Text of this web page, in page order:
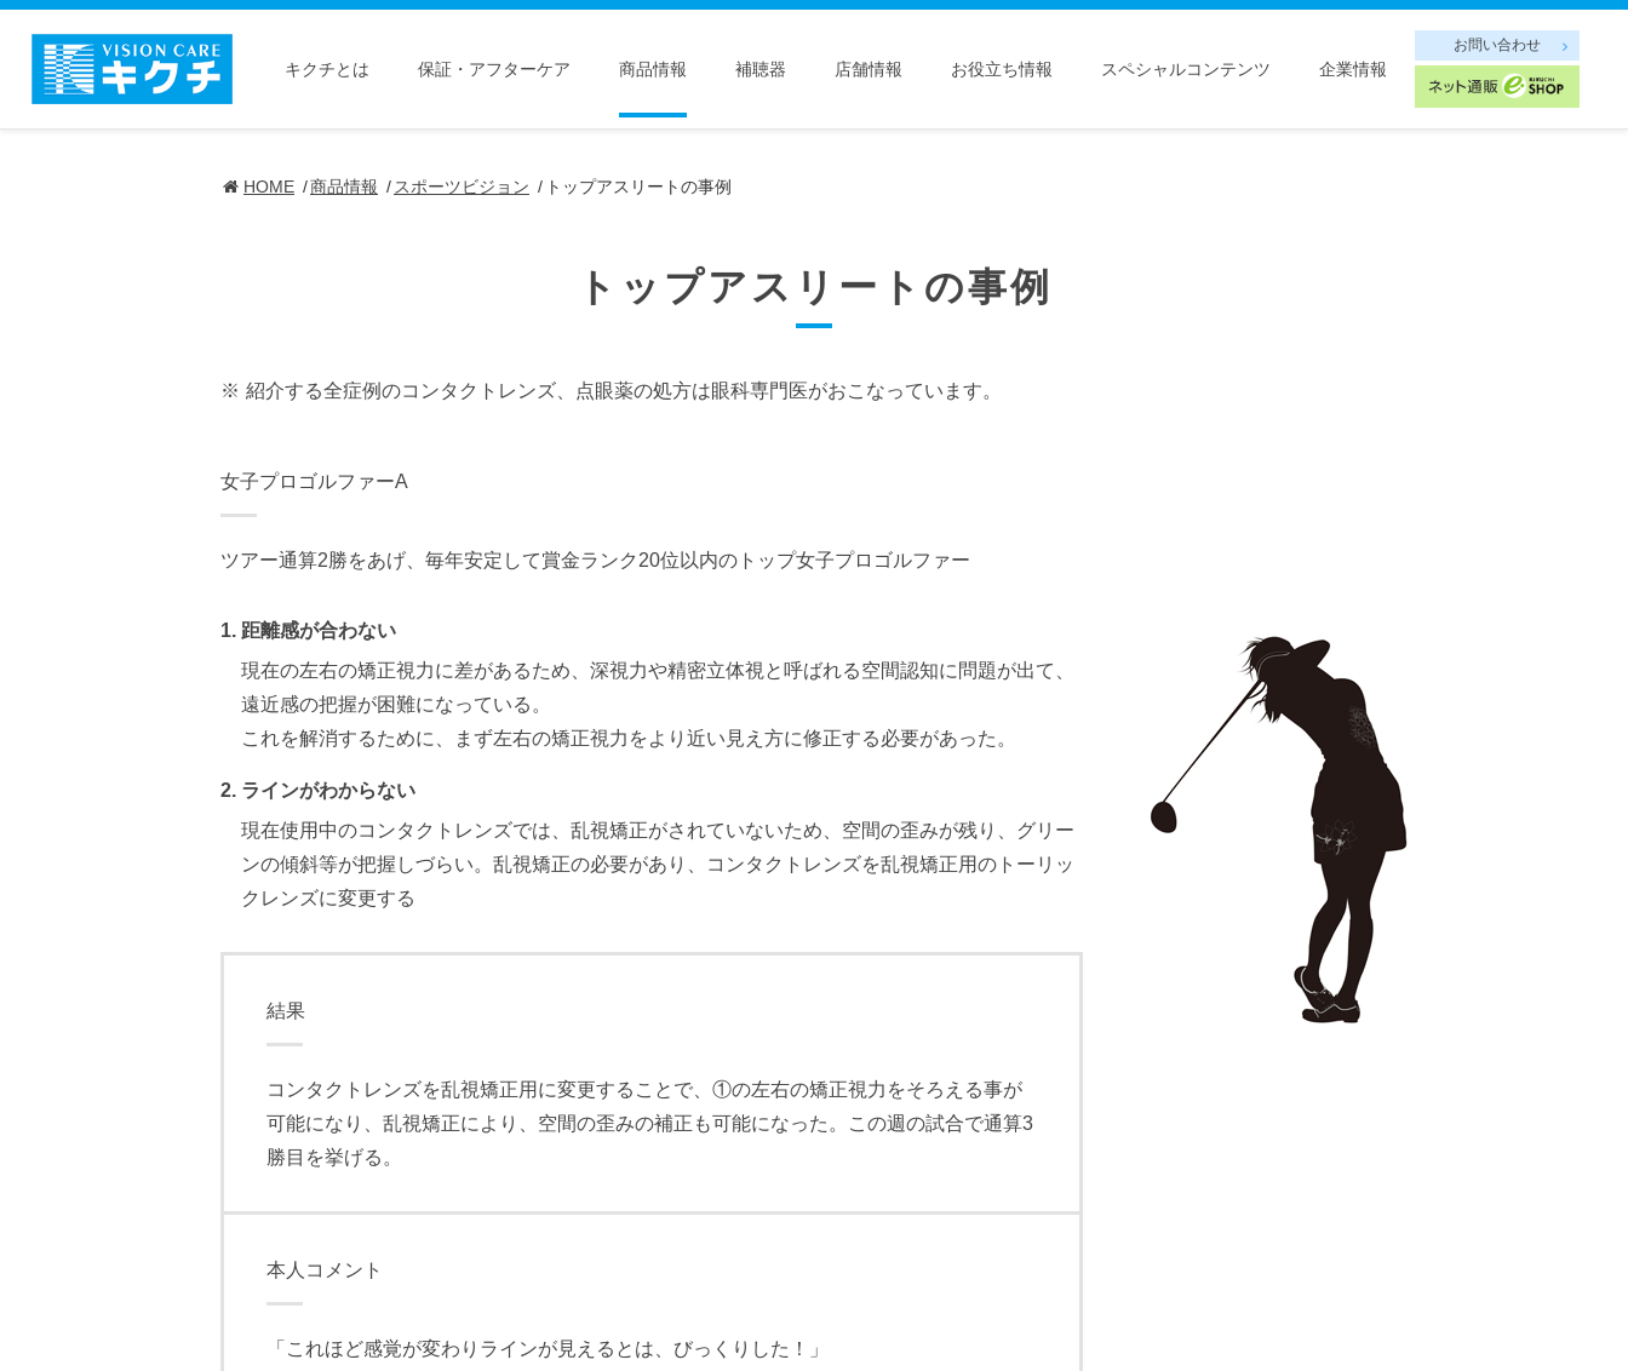
キクチとは 保証・アフターケア 商品情報 補聴器 店舗情報 お役立ち情報 スペシャルコンテンツ 企業情報
お問い合わせ
HOME 商品情報 スポーツビジョン トップアスリートの事例
トップアスリートの事例
紹介する全症例のコンタクトレンズ、点眼薬の処方は眼科専門医がおこなっています。
女子プロゴルファーA
ツアー通算2勝をあげ、毎年安定して賞金ランク20位以内のトップ女子プロゴルファー
距離感が合わない
現在の左右の矯正視力に差があるため、深視力や精密立体視と呼ばれる空間認知に問題が出て、
遠近感の把握が困難になっている。
これを解消するために、まず左右の矯正視力をより近い見え方に修正する必要があった。
ラインがわからない
現在使用中のコンタクトレンズでは、乱視矯正がされていないため、空間の歪みが残り、グリー
ンの傾斜等が把握しづらい。乱視矯正の必要があり、コンタクトレンズを乱視矯正用のトーリッ
クレンズに変更する
結果
コンタクトレンズを乱視矯正用に変更することで、①の左右の矯正視力をそろえる事が
可能になり、乱視矯正により、空間の歪みの補正も可能になった。この週の試合で通算3
勝目を挙げる。
本人コメント
「これほど感覚が変わりラインが見えるとは、びっくりした！」